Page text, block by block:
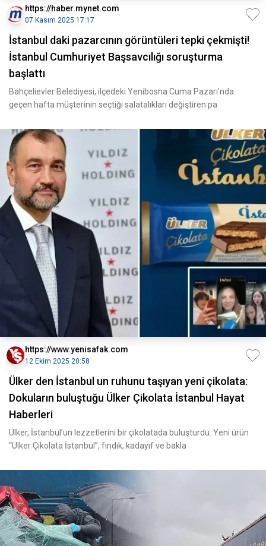
https://haber.mynet.com
07 Kasım 2025 17:17
İstanbul daki pazarcının görüntüleri tepki çekmişti!
İstanbul Cumhuriyet Başsavcılığı soruşturma
başlattı
Bahçelievler Belediyesi, ilçedeki Yenibosna Cuma Pazarı'nda
geçen hafta müşterinin seçtiği salatalıkları değiştiren pa
https://www.yenisafak.com
12 Ekim 2025 20:58
Ülker den İstanbul un ruhunu taşıyan yeni çikolata:
Dokuların buluştuğu Ülker Çikolata İstanbul Hayat
Haberleri
Ülker, İstanbul’un lezzetlerini bir çikolatada buluşturdu. Yeni ürün
“Ülker Çikolata İstanbul”, fındık, kadayıf ve bakla